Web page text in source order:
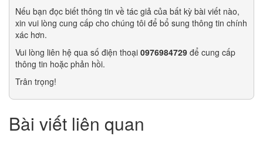
Nếu bạn đọc biết thông tin về tác giả của bất kỳ bài viết nào,
xin vui lòng cung cấp cho chúng tôi để bổ sung thông tin chính
xác hơn.
Vui lòng liên hệ qua số điện thoại 0976984729 để cung cấp
thông tin hoặc phản hồi.
Trân trọng!
Bài viết liên quan